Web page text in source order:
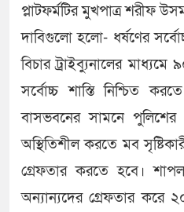
প্লাটফর্মটির মুখপাত্র শরীফ
দাবিগুলো হলো- ধর্ষণের
বিচার ট্রাইব্যুনালের
সর্বোচ্চ শাস্তি নিশ্চিত
বাসভবনের সামনে
অস্থিতিশীল করতে মব
গ্রেফতার করতে হবে।
অন্যান্যদের গ্রেফতার করে